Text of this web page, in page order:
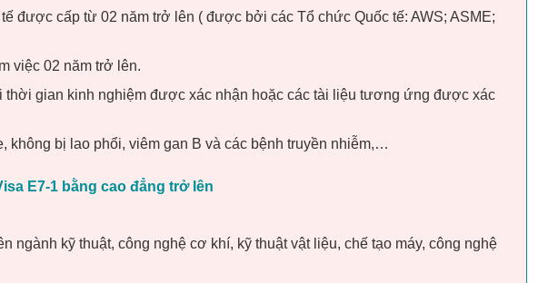
được cấp từ 02 năm trở lên ( được bởi các Tổ chức Quốc tế: AWS; ASME;
việc 02 năm trở lên.
thời gian kinh nghiệm được xác nhận hoặc các tài liệu tương ứng được xác
không bị lao phổi, viêm gan B và các bệnh truyền nhiễm,…
E7-1 bằng cao đẳng trở lên
ngành kỹ thuật, công nghệ cơ khí, kỹ thuật vật liệu, chế tạo máy, công nghệ